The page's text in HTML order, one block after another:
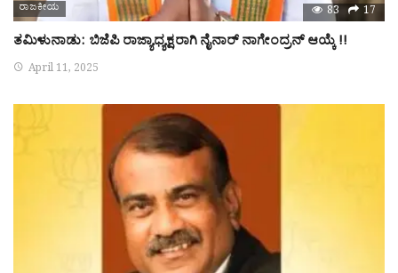
ರಾಜಕೀಯ 83 17
ತಮಿಳುನಾಡು: ಬಿಜೆಪಿ ರಾಜ್ಯಾಧ್ಯಕ್ಷರಾಗಿ ನೈನಾ‌ರ್ ನಾಗೇಂದ್ರನ್ ಆಯ್ಕೆ !!
April 11, 2025